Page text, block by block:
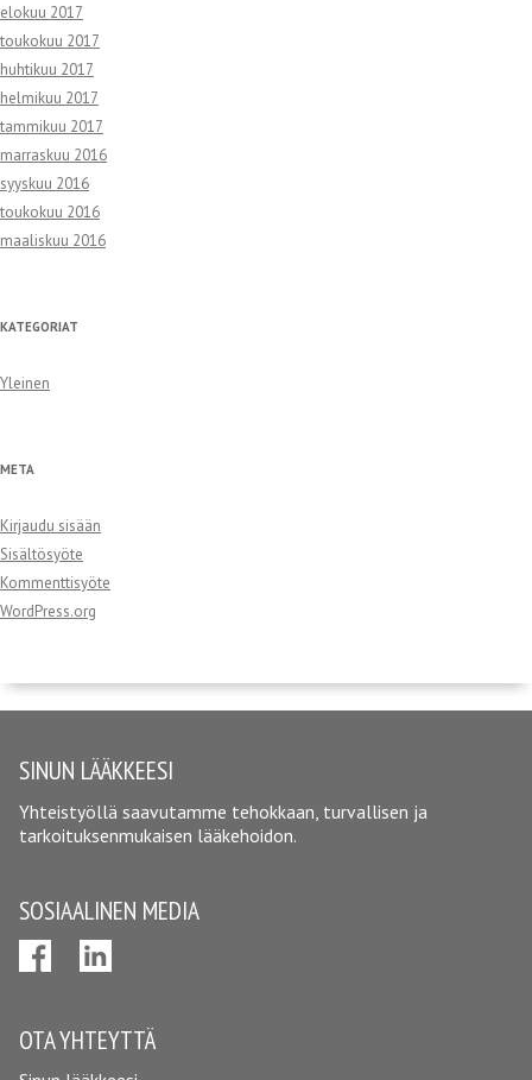
elokuu 2017
toukokuu 2017
huhtikuu 2017
helmikuu 2017
tammikuu 2017
marraskuu 2016
syyskuu 2016
toukokuu 2016
maaliskuu 2016
KATEGORIAT
Yleinen
META
Kirjaudu sisään
Sisältösyöte
Kommenttisyöte
WordPress.org
SINUN LÄÄKKEESI
Yhteistyöllä saavutamme tehokkaan, turvallisen ja
tarkoituksenmukaisen lääkehoidon.
SOSIAALINEN MEDIA
OTA YHTEYTTÄ